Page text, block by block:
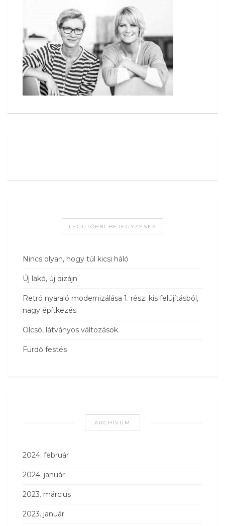
LEGUTÓBBI BEJEGYZÉSEK
Nincs olyan, hogy túl kicsi háló
Új lakó, új dizájn
Retró nyaraló modernizálása 1. rész: kis felújításból,
nagy építkezés
Olcsó, látványos változások
Fürdő festés
ARCHÍVUM
2024. február
2024. január
2023. március
2023. január